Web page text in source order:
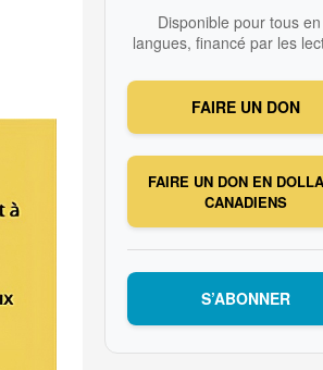
Disponible pour tous
langues, financé par les
FAIRE UN DON
FAIRE UN DON EN
CANADIENS
S’ABONNER